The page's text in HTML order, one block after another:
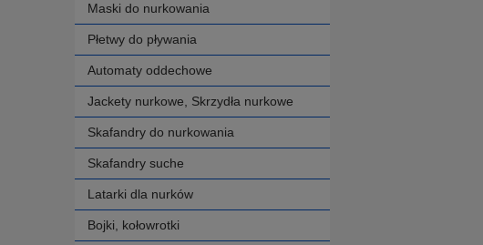
Maski do nurkowania
Płetwy do pływania
Automaty oddechowe
Jackety nurkowe, Skrzydła nurkowe
Skafandry do nurkowania
Skafandry suche
Latarki dla nurków
Bojki, kołowrotki